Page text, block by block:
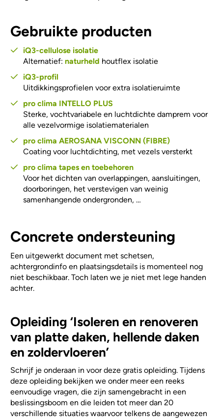
Gebruikte producten
iQ3-cellulose isolatie
Alternatief:naturheld houtflex isolatie
iQ3-profil
Uitdikkingsprofielen voor extra isolatieruimte
pro clima INTELLO PLUS
Sterke, vochtvariabele en luchtdichte damprem voor
alle vezelvormige isolatiematerialen
pro clima AEROSANA VISCONN (FIBRE)
Coating voor luchtdichting, met vezels versterkt
pro clima tapes en toebehoren
Voor het dichten van overlappingen, aansluitingen,
doorboringen, het verstevigen van weinig
samenhangende ondergronden, …
Concrete ondersteuning
Een uitgewerkt document met schetsen,
achtergrondinfo en plaatsingsdetails is momenteel nog
niet beschikbaar. Toch laten we je niet met lege handen
achter.
Opleiding ‘Isoleren en renoveren
van platte daken, hellende daken
en zoldervloeren’
Schrijf je onderaan in voor deze gratis opleiding. Tijdens
deze opleiding bekijken we onder meer een reeks
eenvoudige vragen, die zijn samengebracht in een
beslissingsboom en die leiden tot meer dan 20
verschillende situaties waarvoor telkens de aangewezen